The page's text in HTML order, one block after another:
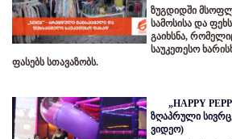
ზუგდიდში
სამოსისა და
გაიხსნა,
საუკეთესო
ფასებს სთავაზობს.
„HAPPY
ზღაპრული
ვიდეო)